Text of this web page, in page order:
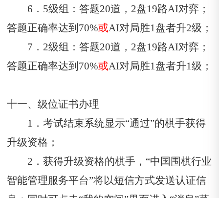
6．5级组：答题20道，2盘19路AI对弈；
答题正确率达到70%或AI对局胜1盘者升2级；
7．2级组：答题20道，2盘19路AI对弈；
答题正确率达到70%或AI对局胜1盘者升1级；
十一、级位证书办理
1．考试结束系统显示“通过”的棋手获得
升级资格；
2．获得升级资格的棋手，“中国围棋行业
智能管理服务平台”将以短信方式发送认证信